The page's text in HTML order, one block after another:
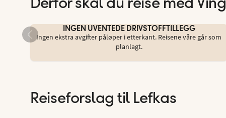
Derfor skal du reise med Ving
INGEN UVENTEDE DRIVSTOFFTILLEGG
Ingen ekstra avgifter påløper i etterkant. Reisene våre går som
planlagt.
Reiseforslag til Lefkas